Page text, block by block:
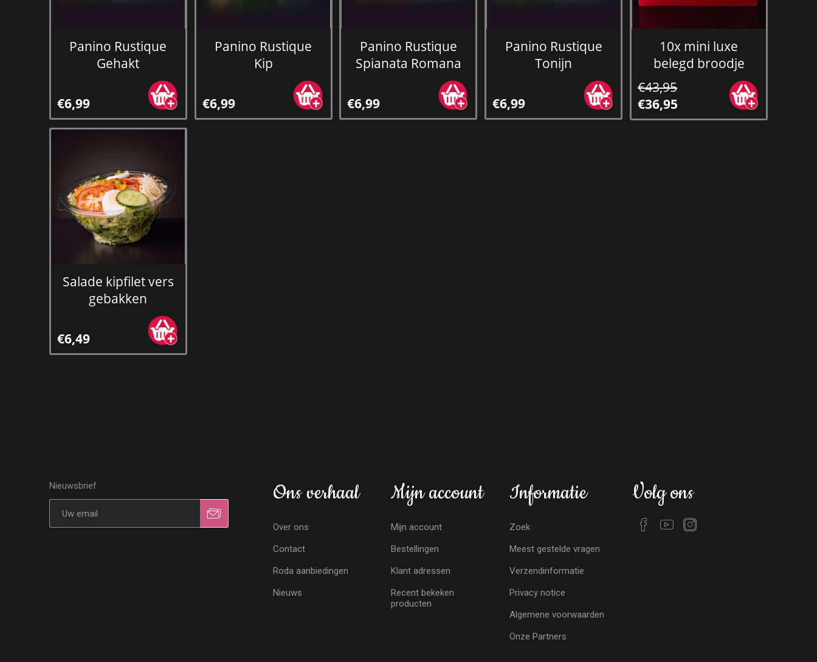
Panino Rustique
Gehakt
€6,99
Panino Rustique
Kip
€6,99
Panino Rustique
Spianata Romana
€6,99
Panino Rustique
Tonijn
€6,99
10x mini luxe
belegd broodje
€43,95
€36,95
Salade kipfilet vers
gebakken
€6,49
Nieuwsbrief Ons verhaal
Over ons
Contact
Roda aanbiedingen
Nieuws
Mijn account
Mijn account
Bestellingen
Klant adressen
Recent bekeken
producten
Informatie
Zoek
Meest gestelde vragen
Verzendinformatie
Privacy notice
Algemene voorwaarden
Onze Partners
Volg ons